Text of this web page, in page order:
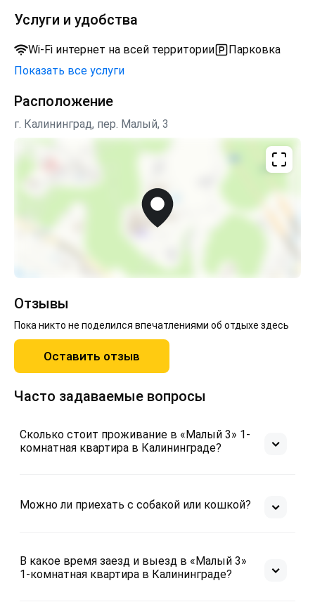
домик смотрителя, музей мирового океана,
медовый и юбилейный мост... Квартира полностью
укомплектована для проживания : постельное бельё,
полотенца, посуда, вся необходимая бытовая
техника (стиральная машинка, плита, микроволновка,
моющие средства и т.д, т.п…. У нас не курят и
вечеринки не устраиваютДополнительное спальное
место +500₽ Залог 3000₽ (возвращается после
уборки) Заезд в 14:00 Выезд в 12:00
Услуги и удобства
Wi-Fi интернет на всей территории
Парковка
Показать все услуги
Расположение
г. Калининград, пер. Малый, 3
Отзывы
Пока никто не поделился впечатлениями об отдыхе здесь
Оставить отзыв
Часто задаваемые вопросы
Сколько стоит проживание в «Малый 3» 1-
комнатная квартира в Калининграде?
Можно ли приехать с собакой или кошкой?
В какое время заезд и выезд в «Малый 3»
1-комнатная квартира в Калининграде?